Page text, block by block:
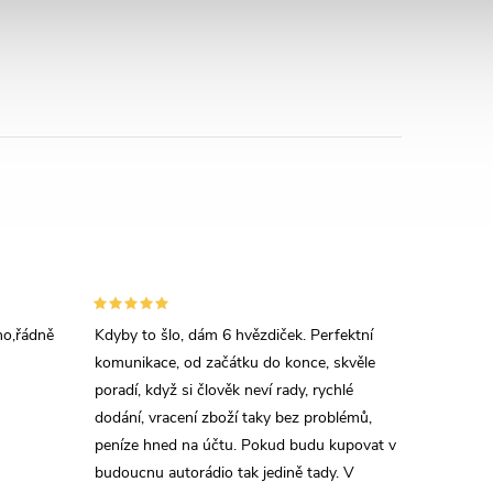
Kdyby to šlo, dám 6 hvězdiček. Perfektní
komunikace, od začátku do konce, skvěle
poradí, když si člověk neví rady, rychlé
dodání, vracení zboží taky bez problémů,
peníze hned na účtu. Pokud budu kupovat v
budoucnu autorádio tak jedině tady. V